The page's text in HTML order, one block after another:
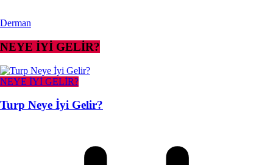
Derman
NEYE İYİ GELİR?
NEYE İYİ GELİR?
Turp Neye İyi Gelir?